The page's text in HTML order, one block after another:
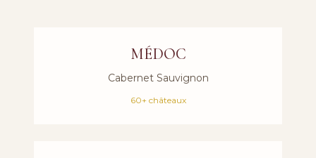
MÉDOC
Cabernet Sauvignon
60+ châteaux